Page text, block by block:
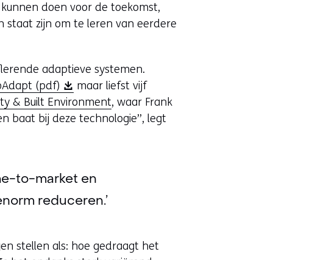
doen voor de toekomst,
staat zijn om te leren van eerdere
adaptieve systemen.
(pdf)
o
p
i
n
e
maar liefst vijf
& Built Environment, waar Frank
baat bij deze technologie”, legt
to-market en
reduceren.’
stellen als: hoe gedraagt het